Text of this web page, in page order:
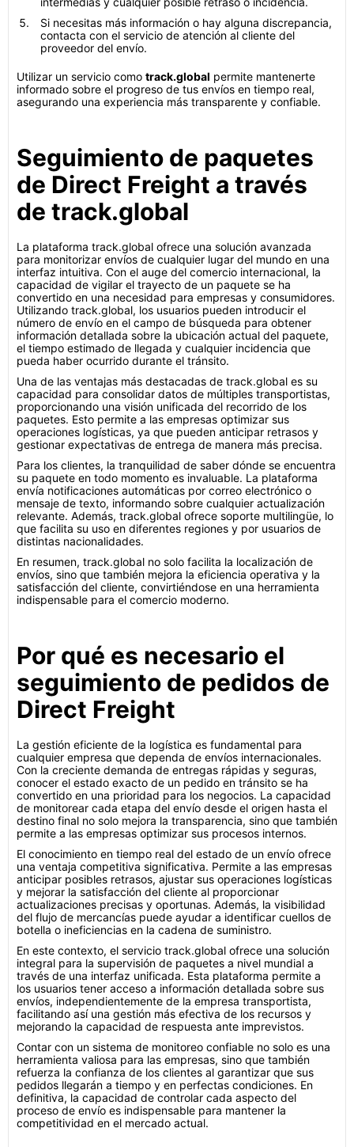
Si necesitas más información o hay alguna discrepancia,
contacta con el servicio de atención al cliente del
proveedor del envío.
Utilizar un servicio como track.global permite mantenerte
informado sobre el progreso de tus envíos en tiempo real,
asegurando una experiencia más transparente y confiable.
Seguimiento de paquetes
de Direct Freight a través
de track.global
La plataforma track.global ofrece una solución avanzada
para monitorizar envíos de cualquier lugar del mundo en una
interfaz intuitiva. Con el auge del comercio internacional, la
capacidad de vigilar el trayecto de un paquete se ha
convertido en una necesidad para empresas y consumidores.
Utilizando track.global, los usuarios pueden introducir el
número de envío en el campo de búsqueda para obtener
información detallada sobre la ubicación actual del paquete,
el tiempo estimado de llegada y cualquier incidencia que
pueda haber ocurrido durante el tránsito.
Una de las ventajas más destacadas de track.global es su
capacidad para consolidar datos de múltiples transportistas,
proporcionando una visión unificada del recorrido de los
paquetes. Esto permite a las empresas optimizar sus
operaciones logísticas, ya que pueden anticipar retrasos y
gestionar expectativas de entrega de manera más precisa.
Para los clientes, la tranquilidad de saber dónde se encuentra
su paquete en todo momento es invaluable. La plataforma
envía notificaciones automáticas por correo electrónico o
mensaje de texto, informando sobre cualquier actualización
relevante. Además, track.global ofrece soporte multilingüe, lo
que facilita su uso en diferentes regiones y por usuarios de
distintas nacionalidades.
En resumen, track.global no solo facilita la localización de
envíos, sino que también mejora la eficiencia operativa y la
satisfacción del cliente, convirtiéndose en una herramienta
indispensable para el comercio moderno.
Por qué es necesario el
seguimiento de pedidos de
Direct Freight
La gestión eficiente de la logística es fundamental para
cualquier empresa que dependa de envíos internacionales.
Con la creciente demanda de entregas rápidas y seguras,
conocer el estado exacto de un pedido en tránsito se ha
convertido en una prioridad para los negocios. La capacidad
de monitorear cada etapa del envío desde el origen hasta el
destino final no solo mejora la transparencia, sino que también
permite a las empresas optimizar sus procesos internos.
El conocimiento en tiempo real del estado de un envío ofrece
una ventaja competitiva significativa. Permite a las empresas
anticipar posibles retrasos, ajustar sus operaciones logísticas
y mejorar la satisfacción del cliente al proporcionar
actualizaciones precisas y oportunas. Además, la visibilidad
del flujo de mercancías puede ayudar a identificar cuellos de
botella o ineficiencias en la cadena de suministro.
En este contexto, el servicio track.global ofrece una solución
integral para la supervisión de paquetes a nivel mundial a
través de una interfaz unificada. Esta plataforma permite a
los usuarios tener acceso a información detallada sobre sus
envíos, independientemente de la empresa transportista,
facilitando así una gestión más efectiva de los recursos y
mejorando la capacidad de respuesta ante imprevistos.
Contar con un sistema de monitoreo confiable no solo es una
herramienta valiosa para las empresas, sino que también
refuerza la confianza de los clientes al garantizar que sus
pedidos llegarán a tiempo y en perfectas condiciones. En
definitiva, la capacidad de controlar cada aspecto del
proceso de envío es indispensable para mantener la
competitividad en el mercado actual.